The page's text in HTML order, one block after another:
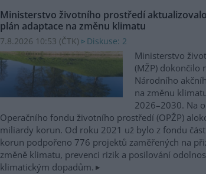
Ministerstvo životního prostředí
plán adaptace na změnu klimatu
7.8.2026 10:53 (ČTK) Diskuse: 2
Ministerstvo
(MŽP) dokončilo
Národního
na změnu
2026–2030. Na
Operačního fondu životního prostředí (OPŽP)
miliardy korun. Od roku 2021 už bylo z fondu
korun podpořeno 776 projektů zaměřených na
změně klimatu, prevenci rizik a posilování
klimatickým dopadům.